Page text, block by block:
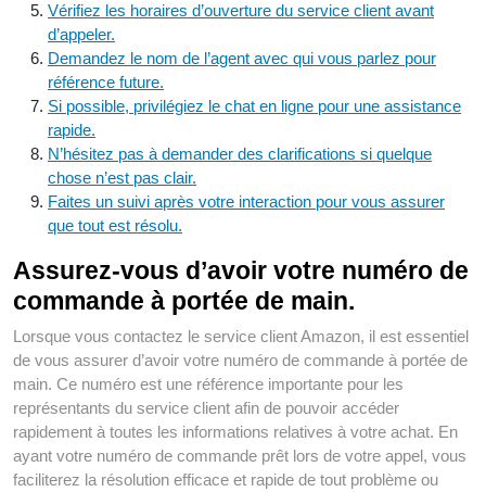
Vérifiez les horaires d’ouverture du service client avant
d’appeler.
Demandez le nom de l’agent avec qui vous parlez pour
référence future.
Si possible, privilégiez le chat en ligne pour une assistance
rapide.
N’hésitez pas à demander des clarifications si quelque
chose n’est pas clair.
Faites un suivi après votre interaction pour vous assurer
que tout est résolu.
Assurez-vous d’avoir votre numéro de
commande à portée de main.
Lorsque vous contactez le service client Amazon, il est essentiel
de vous assurer d’avoir votre numéro de commande à portée de
main. Ce numéro est une référence importante pour les
représentants du service client afin de pouvoir accéder
rapidement à toutes les informations relatives à votre achat. En
ayant votre numéro de commande prêt lors de votre appel, vous
faciliterez la résolution efficace et rapide de tout problème ou